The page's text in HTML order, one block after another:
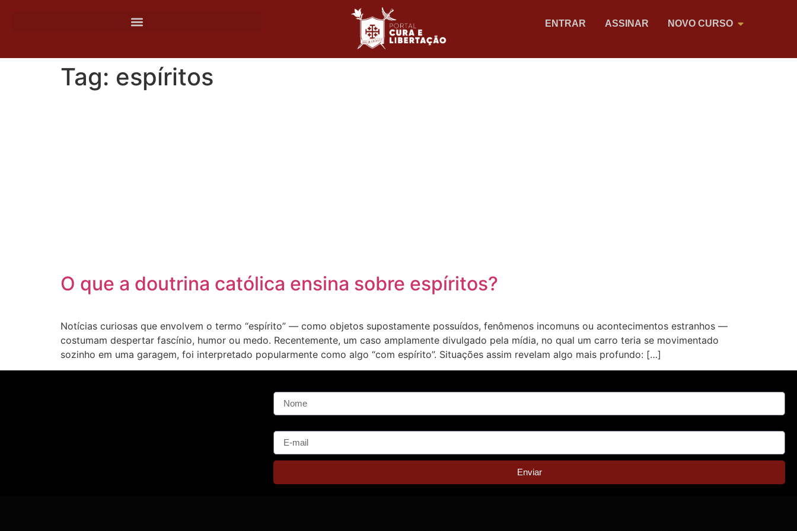
ENTRAR ASSINAR NOVO CURSO
Tag: espíritos
O que a doutrina católica ensina sobre espíritos?
Notícias curiosas que envolvem o termo “espírito” — como objetos supostamente possuídos, fenômenos incomuns ou acontecimentos estranhos —
costumam despertar fascínio, humor ou medo. Recentemente, um caso amplamente divulgado pela mídia, no qual um carro teria se movimentado
sozinho em uma garagem, foi interpretado popularmente como algo “com espírito”. Situações assim revelam algo mais profundo: […]
Enviar